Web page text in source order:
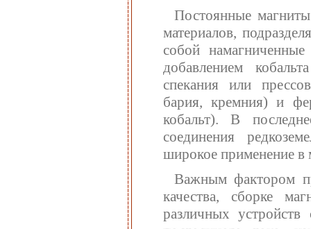
Постоянные
материалов,
собой
добавлением
спекания или
бария, кремния) и
кобальт). В
соединения
широкое применение
Важным фактором
качества, сборке
различных